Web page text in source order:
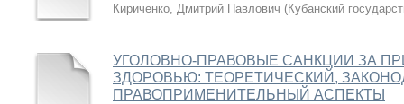
Кириченко, Дмитрий Павлович (Кубанский
УГОЛОВНО-ПРАВОВЫЕ САНКЦИИ ЗА
ЗДОРОВЬЮ: ТЕОРЕТИЧЕСКИЙ,
ПРАВОПРИМЕНИТЕЛЬНЫЙ АСПЕКТЫ